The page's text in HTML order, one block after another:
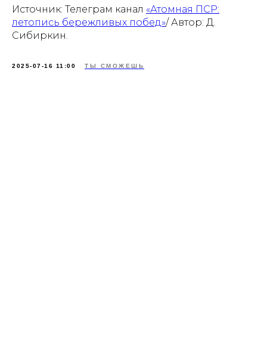
Источник: Телеграм канал «Атомная ПСР:
летопись бережливых побед»/ Автор: Д.
Сибиркин.
2025-07-16 11:00 ТЫ СМОЖЕШЬ